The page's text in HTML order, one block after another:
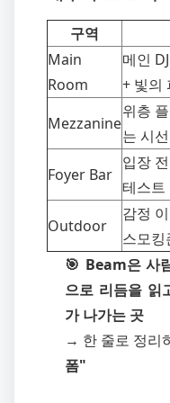
구역
Main
Room
메인
+ 빛의
Mezzanine
위층
는 시
Foyer Bar
입장
테스트
Outdoor
감정
스모킹
🎯 Beam은 사
으로 리듬을 읽
가 나가는 곳
→ 한 줄로 정리
폼"